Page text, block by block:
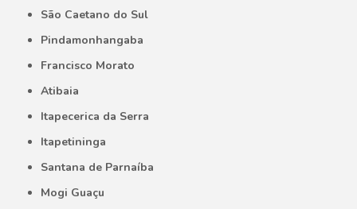
São Caetano do Sul
Pindamonhangaba
Francisco Morato
Atibaia
Itapecerica da Serra
Itapetininga
Santana de Parnaíba
Mogi Guaçu